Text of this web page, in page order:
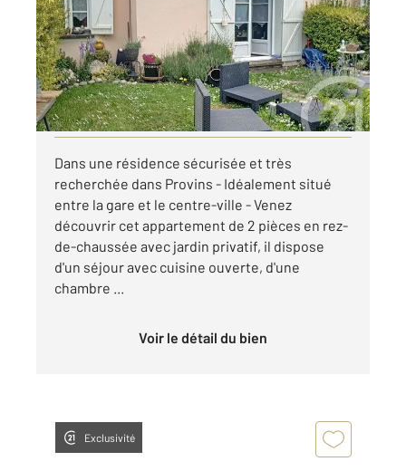
Appartement F2 à louer
712 €
par mois charges comprises
Visiter le site dédié
Dans une résidence sécurisée et très
recherchée dans Provins - Idéalement situé
entre la gare et le centre-ville - Venez
découvrir cet appartement de 2 pièces en rez-
de-chaussée avec jardin privatif, il dispose
d'un séjour avec cuisine ouverte, d'une
chambre ...
Voir le détail du bien
Exclusivité